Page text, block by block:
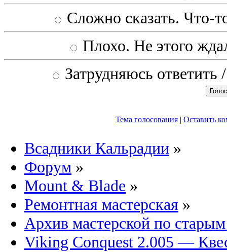
Сложно сказать. Что-
Плохо. Не этого
Затрудняюсь
Тема голосования| Оставить
Всадники Кальрадии »
Форум »
Mount & Blade »
Ремонтная мастерская »
Архив мастерской по
Viking Conquest 2.005 —